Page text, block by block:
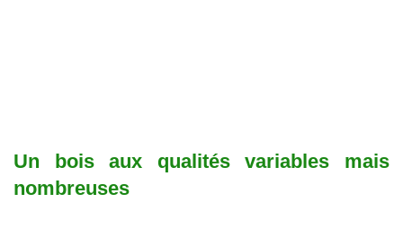
Un bois aux qualités variables mais
nombreuses